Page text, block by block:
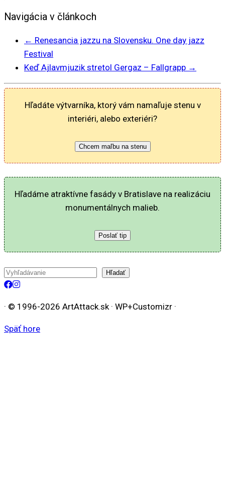
Navigácia v článkoch
← Renesancia jazzu na Slovensku. One day jazz
Festival
Keď Ajlavmjuzik stretol Gergaz – Fallgrapp →
Hľadáte výtvarníka, ktorý vám namaľuje stenu v
interiéri, alebo exteriéri?
Chcem maľbu na stenu
Hľadáme atraktívne fasády v Bratislave na realizáciu
monumentálnych malieb.
Poslať tip
Hľadať Hľadať
· © 1996-2026 ArtAttack.sk · WP+Customizr ·
Späť hore